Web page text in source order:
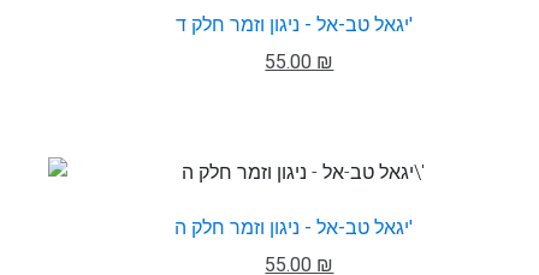
יגאל טב-אל - ניגון וזמר חלק ד'
55.00 ₪
יגאל טב-אל - ניגון וזמר חלק ה'
55.00 ₪